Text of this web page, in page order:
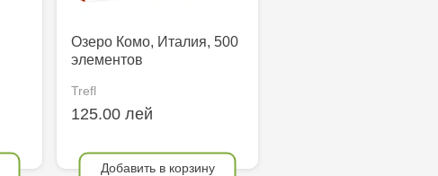
Озеро Комо, Италия, 500
элементов
Trefl
125.00 лей
Добавить в корзину